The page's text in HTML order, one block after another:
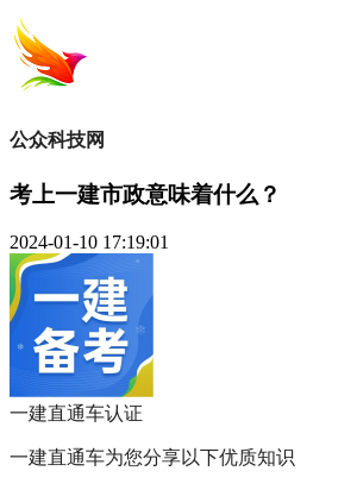
公众科技网
考上一建市政意味着什么？
2024-01-10 17:19:01
一建直通车认证
一建直通车为您分享以下优质知识